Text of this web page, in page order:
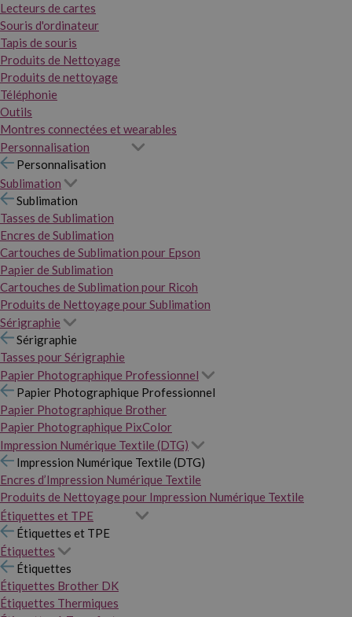
Lecteurs de cartes
Souris d'ordinateur
Tapis de souris
Produits de Nettoyage
Produits de nettoyage
Téléphonie
Outils
Montres connectées et wearables
Personnalisation
Personnalisation
Sublimation
Sublimation
Tasses de Sublimation
Encres de Sublimation
Cartouches de Sublimation pour Epson
Papier de Sublimation
Cartouches de Sublimation pour Ricoh
Produits de Nettoyage pour Sublimation
Sérigraphie
Sérigraphie
Tasses pour Sérigraphie
Papier Photographique Professionnel
Papier Photographique Professionnel
Papier Photographique Brother
Papier Photographique PixColor
Impression Numérique Textile (DTG)
Impression Numérique Textile (DTG)
Encres d’Impression Numérique Textile
Produits de Nettoyage pour Impression Numérique Textile
Étiquettes et TPE
Étiquettes et TPE
Étiquettes
Étiquettes
Étiquettes Brother DK
Étiquettes Thermiques